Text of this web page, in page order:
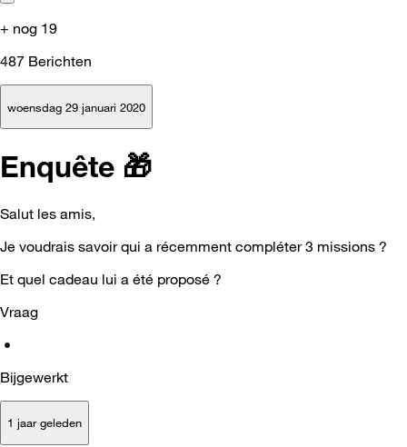
+ nog 19
487 Berichten
woensdag 29 januari 2020
Enquête 🎁
Salut les amis,
Je voudrais savoir qui a récemment compléter 3 missions ?
Et quel cadeau lui a été proposé ?
Vraag
•
Bijgewerkt
1 jaar geleden